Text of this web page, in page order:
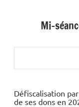
Mi-
Défiscalisation
de ses dons en